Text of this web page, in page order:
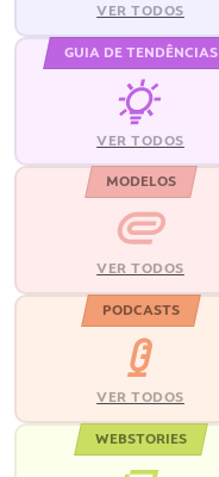
VER TODOS
GUIA DE TENDÊNCIAS
VER TODOS
MODELOS
VER TODOS
PODCASTS
VER TODOS
WEBSTORIES